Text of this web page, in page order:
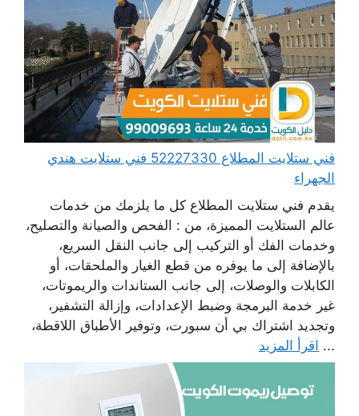
فني ستلايت المطلاع 52227330 فني ستلايت هندي
الجهراء
يقدم فني ستلايت المطلاع كل ما يلزمك من خدمات
عالم الستلايت المميزة، من : الفحص والصيانة والتصليح،
وخدمات الفك أو التركيب إلى جانب النقل السريع،
بالإضافة إلى ما يوفره من قطع الغيار والملحقات، أو
الكابلات والوصلات، إلى جانب الستاندات والريموتات،
غير خدمة البرمجة وضبط الإعدادات، وإزالة التشفير،
وتجديد اشتراك بي أن سبورت، وتوفير الأطباق اللاقطة،
... اقرأ المزيد